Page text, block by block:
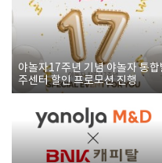
야놀자17주년 기념 야놀자 통합
주센터 할인 프로모션 진행